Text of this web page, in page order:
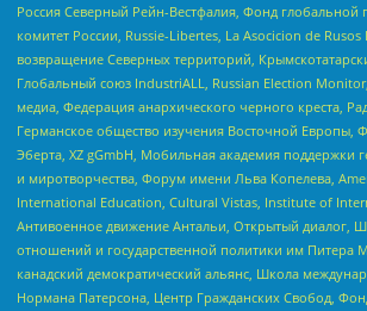
Россия Северный Рейн-Вестфалия, Фонд
комитет России, Russie-Libertes, La Asocicion de
возвращение Северных территорий,
Глобальный союз IndustriALL, Russian Election
медиа, Федерация анархического черного креста,
Германское общество изучения Восточной Европы,
Эберта, XZ gGmbH, Мобильная академия поддержки
и миротворчества, Форум имени Льва Копелева,
International Education, Cultural Vistas, Institute of
Антивоенное движение Антальи, Открытый диалог,
отношений и государственной политики им Питера
канадский демократический альянс, Школа
Нормана Патерсона, Центр Гражданских Свобод,